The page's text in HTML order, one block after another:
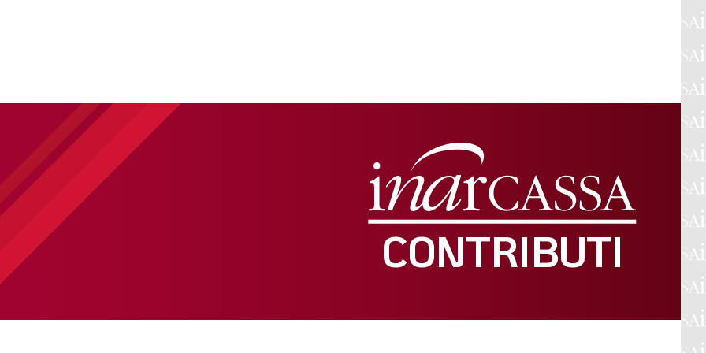
CONTRIBUTI